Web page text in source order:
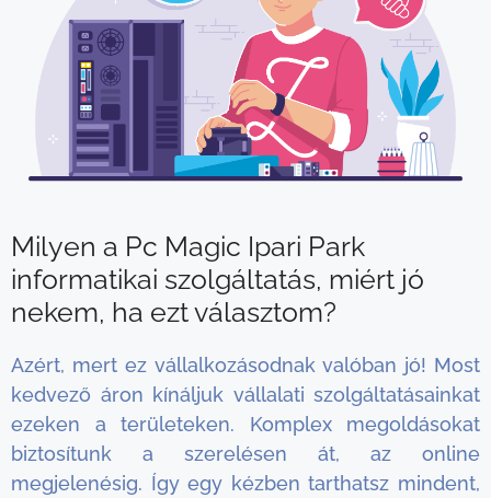
Milyen a Pc Magic Ipari Park
informatikai szolgáltatás, miért jó
nekem, ha ezt választom?
Azért, mert ez vállalkozásodnak valóban jó! Most
kedvező áron kínáljuk vállalati szolgáltatásainkat
ezeken a területeken. Komplex megoldásokat
biztosítunk a szerelésen át, az online
megjelenésig. Így egy kézben tarthatsz mindent,